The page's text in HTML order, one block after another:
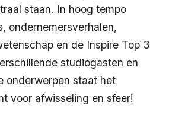
staan. In hoog tempo
ondernemersverhalen,
en de Inspire Top 3
studiogasten en
onderwerpen staat het
voor afwisseling en sfeer!